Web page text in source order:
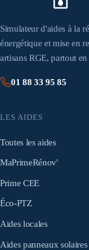
Simulateur d'aides à la
énergétique et mise en
artisans RGE, partout en
01 88 33 95 85
LES AIDES
Toutes les aides
MaPrimeRénov'
Prime CEE
Éco-PTZ
Aides locales
Aides panneaux solaires